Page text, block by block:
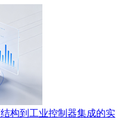
构到工业控制器集成的实